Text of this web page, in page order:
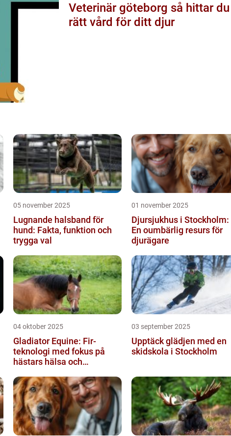
Veterinär göteborg så hittar du
rätt vård för ditt djur
05 november 2025
Lugnande halsband för
hund: Fakta, funktion och
trygga val
01 november 2025
Djursjukhus i Stockholm:
En oumbärlig resurs för
djurägare
04 oktober 2025
Gladiator Equine: Fir-
teknologi med fokus på
hästars hälsa och
03 september 2025
Upptäck glädjen med en
skidskola i Stockholm